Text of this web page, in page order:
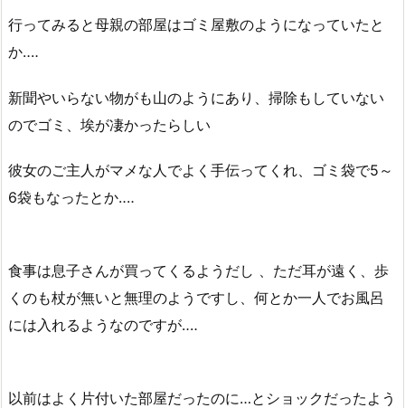
行ってみると母親の部屋はゴミ屋敷のようになっていたと
か‥‥
新聞やいらない物がも山のようにあり、掃除もしていない
のでゴミ、埃が凄かったらしい
彼女のご主人がマメな人でよく手伝ってくれ、ゴミ袋で5～
6袋もなったとか‥‥
食事は息子さんが買ってくるようだし 、ただ耳が遠く、歩
くのも杖が無いと無理のようですし、何とか一人でお風呂
には入れるようなのですが‥‥
以前はよく片付いた部屋だったのに…とショックだったよう